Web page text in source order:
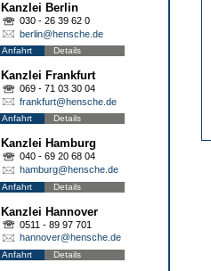
Kanzlei Berlin
030 - 26 39 62 0
berlin@hensche.de
Anfahrt Details
Kanzlei Frankfurt
069 - 71 03 30 04
frankfurt@hensche.de
Anfahrt Details
Kanzlei Hamburg
040 - 69 20 68 04
hamburg@hensche.de
Anfahrt Details
Kanzlei Hannover
0511 - 89 97 701
hannover@hensche.de
Anfahrt Details